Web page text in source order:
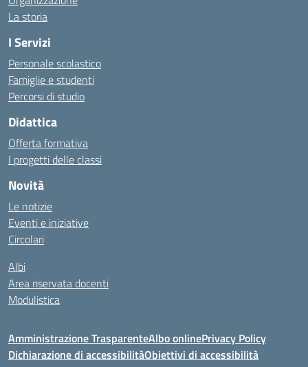
La storia
I Servizi
Personale scolastico
Famiglie e studenti
Percorsi di studio
Didattica
Offerta formativa
I progetti delle classi
Novità
Le notizie
Eventi e iniziative
Circolari
Albi
Area riservata docenti
Modulistica
Amministrazione TrasparenteAlbo onlinePrivacy Policy
Dichiarazione di accessibilitàObiettivi di accessibilità